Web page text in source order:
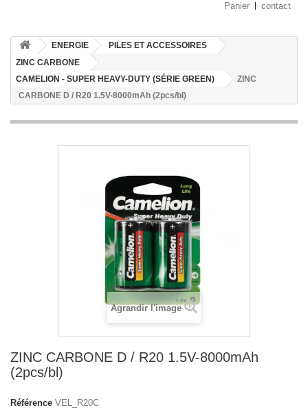
Panier contact
ENERGIE
PILES ET ACCESSOIRES
ZINC CARBONE
CAMELION - SUPER HEAVY-DUTY (SÉRIE GREEN)
ZINC
CARBONE D / R20 1.5V-8000mAh (2pcs/bl)
Agrandir l'image
ZINC CARBONE D / R20 1.5V-8000mAh
(2pcs/bl)
Référence VEL_R20C